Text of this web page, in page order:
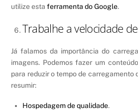
utilize estaferramenta do Google.
Trabalhe a velocidade
Já falamos da importância do
imagens. Podemos fazer um
para reduzir o tempo de carregamento
resumir:
Hospedagem de qualidade.